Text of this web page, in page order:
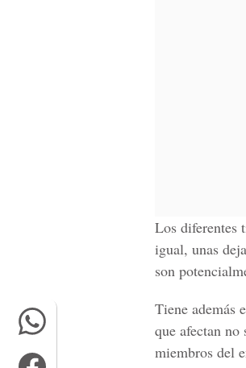
Los diferentes
igual, unas
son
Tiene además
que afectan
miembros del